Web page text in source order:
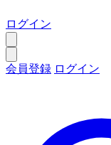
ログイン
会員登録 ログイン